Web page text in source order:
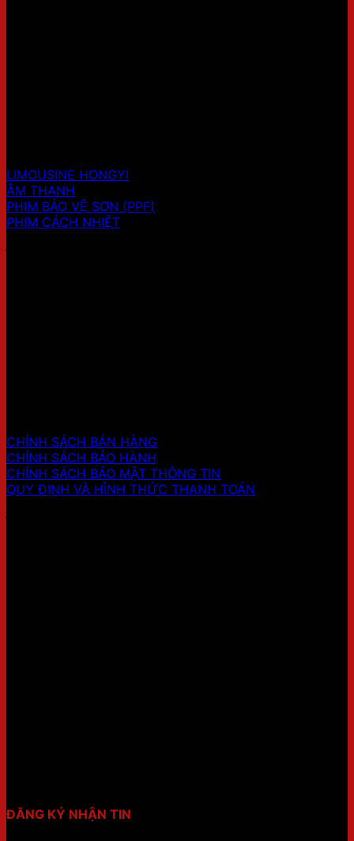
LIMOUSINE HONGYI
ÂM THANH
PHIM BẢO VỆ SƠN (PPF)
PHIM CÁCH NHIỆT
CHÍNH SÁCH BÁN HÀNG
CHÍNH SÁCH BẢO HÀNH
CHÍNH SÁCH BẢO MẬT THÔNG TIN
QUY ĐỊNH VÀ HÌNH THỨC THANH TOÁN
ĐĂNG KÝ NHẬN TIN